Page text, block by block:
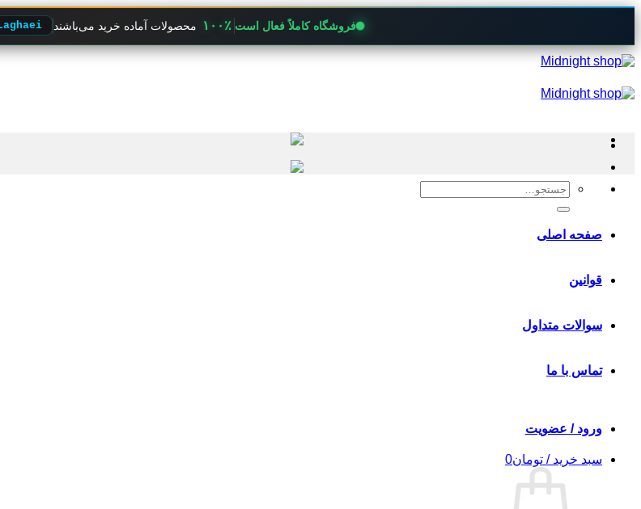
فروشگاه کاملاً فعال است ۱۰۰٪ محصولات آماده خرید می‌باشند
Skip
to
جستجو
صفحه اصلی
قوانین
سوالات متداول
تماس با ما
ورود / عضویت
سبد خرید / تومان0